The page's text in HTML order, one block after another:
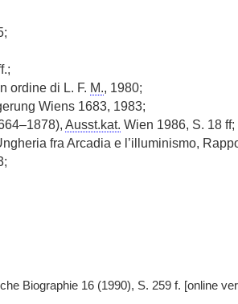
ordine di L. F. M., 1980;
Wiens 1683, 1983;
Ausst.kat. Wien 1986, S. 18 ff;
fra Arcadia e l’illuminismo,
Biographie 16 (1990), S. 259 f. [online